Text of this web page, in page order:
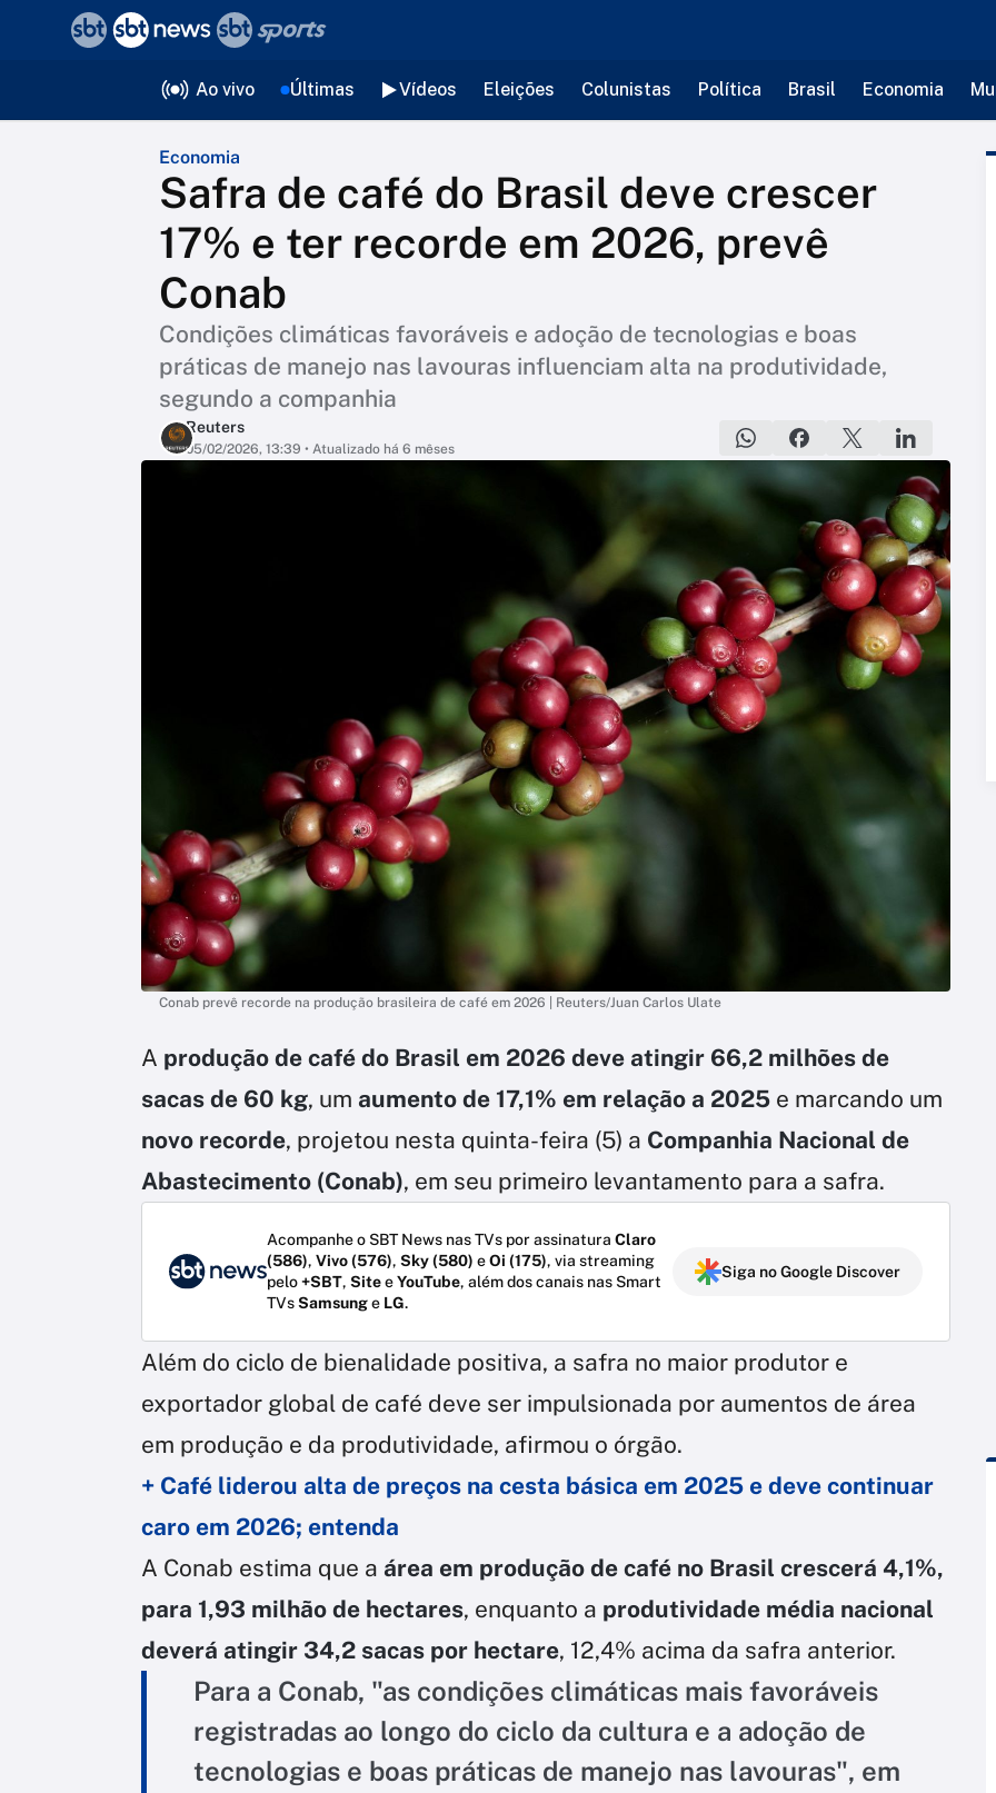
Ao vivo Últimas Vídeos Eleições Colunistas Política Brasil Economia
Economia
Safra de café do Brasil deve crescer
17% e ter recorde em 2026, prevê
Conab
Condições climáticas favoráveis e adoção de tecnologias e boas
práticas de manejo nas lavouras influenciam alta na produtividade,
segundo a companhia
Reuters
05/02/2026, 13:39 • Atualizado há 6 mêses
Conab prevê recorde na produção brasileira de café em 2026 | Reuters/Juan Carlos Ulate
A produção de café do Brasil em 2026 deve atingir 66,2 milhões de
sacas de 60 kg, um aumento de 17,1% em relação a 2025 e marcando um
novo recorde, projetou nesta quinta-feira (5) a Companhia Nacional de
Abastecimento (Conab), em seu primeiro levantamento para a safra.
Acompanhe o SBT News nas TVs por assinatura Claro
(586), Vivo (576), Sky (580) eOi (175), via streaming
pelo+SBT, SiteeYouTube, além dos canais nas Smart
TVsSamsunge LG.
Siga no Google Discover
Além do ciclo de bienalidade positiva, a safra no maior produtor e
exportador global de café deve ser impulsionada por aumentos de área
em produção e da produtividade, afirmou o órgão.
+ Café liderou alta de preços na cesta básica em 2025 e deve continuar
caro em 2026; entenda
A Conab estima que a área em produção de café no Brasil crescerá 4,1%,
para 1,93 milhão de hectares, enquanto a produtividade média nacional
deverá atingir 34,2 sacas por hectare, 12,4% acima da safra anterior.
Para a Conab, "as condições climáticas mais favoráveis
registradas ao longo do ciclo da cultura e a adoção de
tecnologias e boas práticas de manejo nas lavouras", em
voltar
Editorias